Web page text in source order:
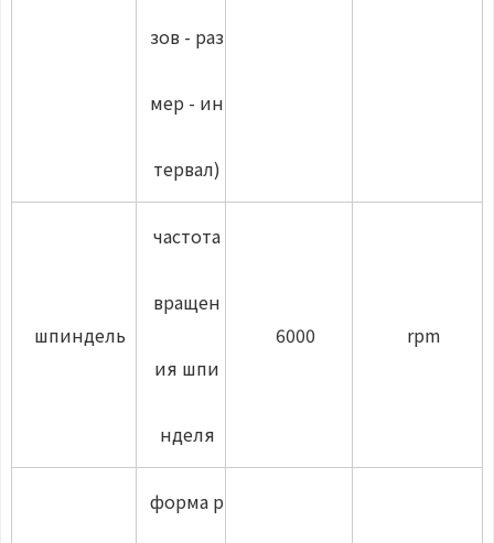
зов - раз
мер - ин
тервал)
шпиндель
частота
вращен
ия шпи
нделя
6000 rpm
форма р